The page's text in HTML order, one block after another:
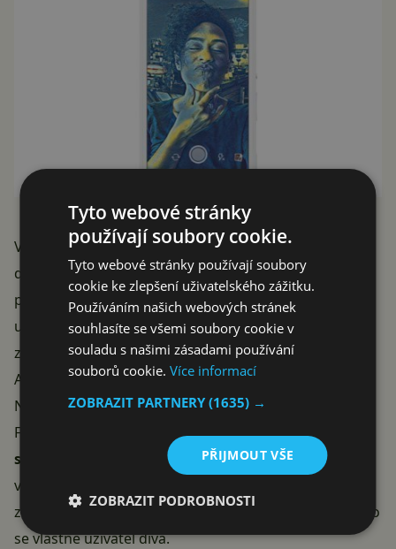
Vše by navíc mělofungovat real time, takže žádné
dlouhé čekání, než se video předělá. Prozatím není
přesně dané, kdy se tato nová funkce dostane k
uživatelům. Stejně jako video filtry pro Prismu, i u těch
zatím není jasné, kdy se dostanou na telefony s
Androidem.
Na jedno z prvních videí se můžete podívat na
Facebooku pro vývojáře
. Jde u něj jasně vidět, že
se opravdu mění v reálném čase. Výsledná kvalita
videa zatím ale není moc dobrá, některé filtry
znehodnocují video tak, že s těží může jít poznat, na co
se vlastně uživatel dívá.
Tyto webové stránky
používají soubory cookie.
Tyto webové stránky používají soubory
cookie ke zlepšení uživatelského zážitku.
Používáním našich webových stránek
souhlasíte se všemi soubory cookie v
souladu s našimi zásadami používání
souborů cookie.Více informací
ZOBRAZIT PARTNERY(1635) →
PŘIJMOUT VŠE
ZOBRAZIT PODROBNOSTI